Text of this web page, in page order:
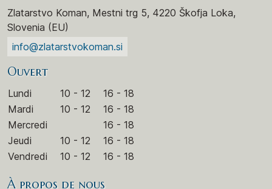
Zlatarstvo Koman, Mestni trg 5, 4220 Škofja Loka,
Slovenia (EU)
info@zlatarstvokoman.si
Ouvert
Lundi 10 - 12
16 - 18
Mardi
10 - 12
16 - 18
Mercredi
16 - 18
Jeudi
10 - 12
16 - 18
Vendredi
10 - 12 16 - 18
À propos de nous